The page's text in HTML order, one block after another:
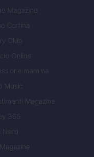
Magazine
Cortina
Club
Online
mamma
Music
Magazine
365
Nerd